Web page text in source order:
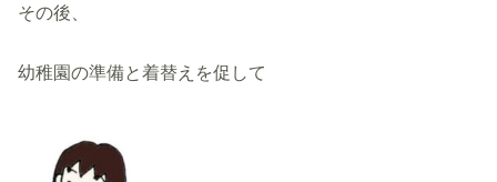
その後、
幼稚園の準備と着替えを促して